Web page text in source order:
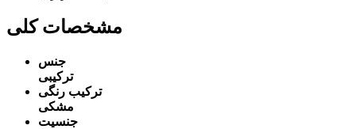
مشخصات کلی
جنس
ترکیبی
ترکیب رنگی
مشکی
جنسیت